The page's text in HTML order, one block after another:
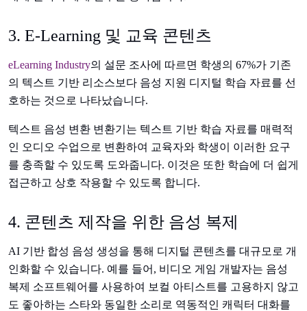
3. E-Learning 및 교육 콘텐츠
eLearning Industry의 설문 조사에 따르면 학생의 67%가 기존
의 텍스트 기반 리소스보다 음성 지원 디지털 학습 자료를 선
호하는 것으로 나타났습니다.
텍스트 음성 변환 변환기는 텍스트 기반 학습 자료를 매력적
인 오디오 수업으로 변환하여 교육자와 학생이 이러한 요구
를 충족할 수 있도록 도와줍니다. 이것은 또한 학습에 더 쉽게
접근하고 상호 작용할 수 있도록 합니다.
4. 콘텐츠 제작을 위한 음성 복제
AI 기반 합성 음성 생성을 통해 디지털 콘텐츠를 대규모로 개
인화할 수 있습니다. 예를 들어, 비디오 게임 개발자는 음성
복제 소프트웨어를 사용하여 보컬 아티스트를 고용하지 않고
도 좋아하는 스타와 동일한 소리로 역동적인 캐릭터 대화를